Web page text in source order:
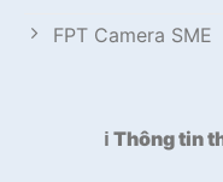
FPT Camera SME
ℹ️ Thông tin